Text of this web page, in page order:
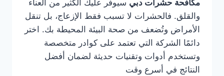
مكافحة حشرات دبي سيوفر عليك الكثير من العناء
والقلق. فالحشرات لا تسبب فقط الإزعاج، بل تنقل
الأمراض وتُضعف من صحة البيئة المحيطة بك. اختر
دائمًا الشركة التي تعتمد على كوادر متخصصة
وتستخدم أدوات وتقنيات حديثة لضمان أفضل
النتائج في أسرع وقت